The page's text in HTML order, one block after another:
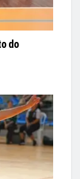
do